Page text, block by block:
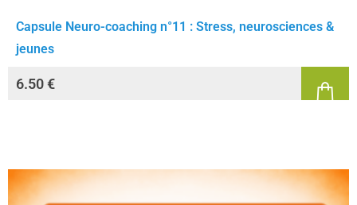
Capsule Neuro-coaching n°11 : Stress, neurosciences &
jeunes
6.50€